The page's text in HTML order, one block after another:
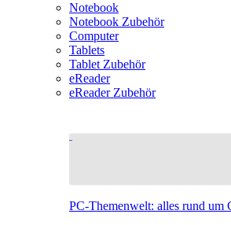
Notebook
Notebook Zubehör
Computer
Tablets
Tablet Zubehör
eReader
eReader Zubehör
PC-Themenwelt: alles rund um